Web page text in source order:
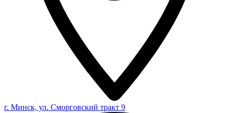
г. Минск, ул. Сморговский тракт 9